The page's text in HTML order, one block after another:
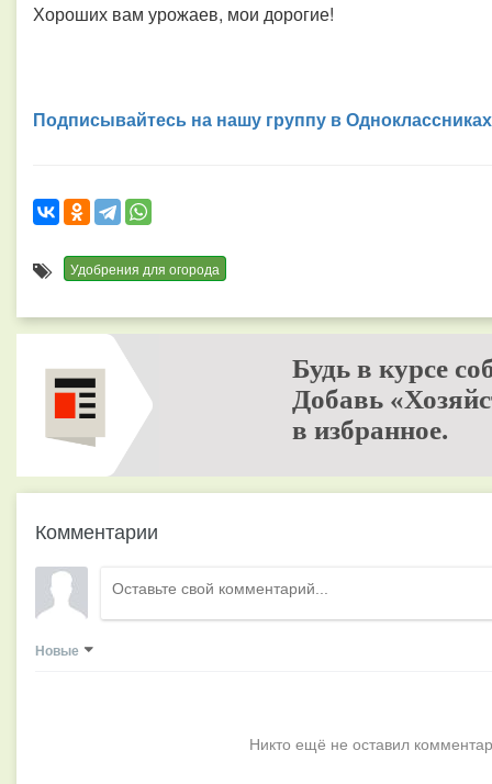
Хороших вам урожаев, мои дорогие!
Подписывайтесь на нашу группу в Одноклассниках
Удобрения для огорода
Будь в курсе
Добавь
в избранное.
Комментарии
Новые
Никто ещё не оставил